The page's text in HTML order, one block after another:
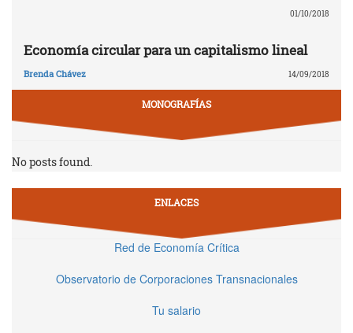
01/10/2018
Economía circular para un capitalismo lineal
Brenda Chávez 14/09/2018
MONOGRAFÍAS
No posts found.
ENLACES
Red de Economía Crítica
Observatorio de Corporaciones Transnacionales
Tu salario